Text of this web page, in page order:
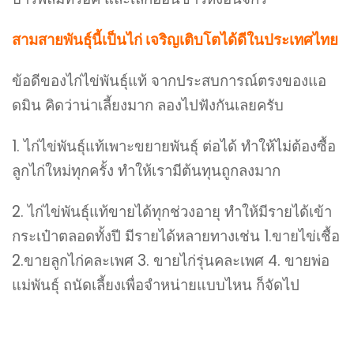
สามสายพันธุ์นี้เป็นไก่ เจริญเติบโตได้ดีในประเทศไทย
ข้อดีของไก่ไข่พันธุ์แท้ จากประสบการณ์ตรงของแอ
ดมิน คิดว่าน่าเลี้ยงมาก ลองไปฟังกันเลยครับ
1. ไก่ไข่พันธุ์แท้เพาะขยายพันธุ์ ต่อได้ ทำให้ไม่ต้องซื้อ
ลูกไก่ใหม่ทุกครั้ง ทำให้เรามีต้นทุนถูกลงมาก
2. ไก่ไข่พันธุ์แท้ขายได้ทุกช่วงอายุ ทำให้มีรายได้เข้า
กระเป๋าตลอดทั้งปี มีรายได้หลายทางเช่น 1.ขายไข่เชื้อ
2.ขายลูกไก่คละเพศ 3. ขายไก่รุ่นคละเพศ 4. ขายพ่อ
แม่พันธุ์ ถนัดเลี้ยงเพื่อจำหน่ายแบบไหน ก็จัดไป